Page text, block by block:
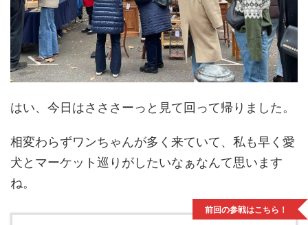
はい、今日はさささーっと見て回って帰りました。
相変わらずワンちゃんが多く来ていて、私も早く愛
犬とマーケット巡りがしたいなぁなんて思います
ね。
前回の参戦はこちら！